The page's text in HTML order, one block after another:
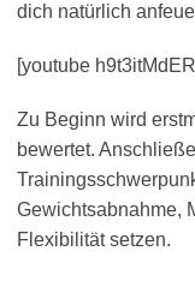
dich natürlich
[youtube
Zu Beginn wird
bewertet.
Gewichtsabnahme,
Flexibilität setzen.